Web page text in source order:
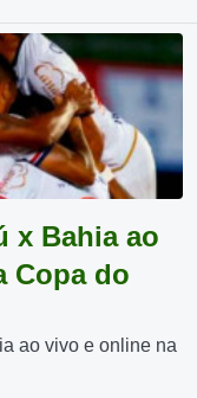
x Bahia ao
Copa do
ao vivo e online na